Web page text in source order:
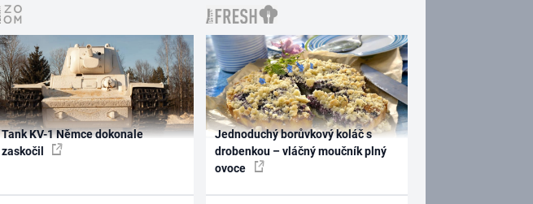
Tank KV-1 Němce dokonale
zaskočil
Jednoduchý borůvkový koláč s
drobenkou – vláčný moučník plný
ovoce